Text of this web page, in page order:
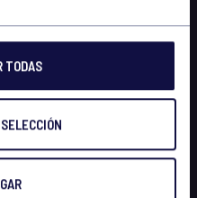
TODAS